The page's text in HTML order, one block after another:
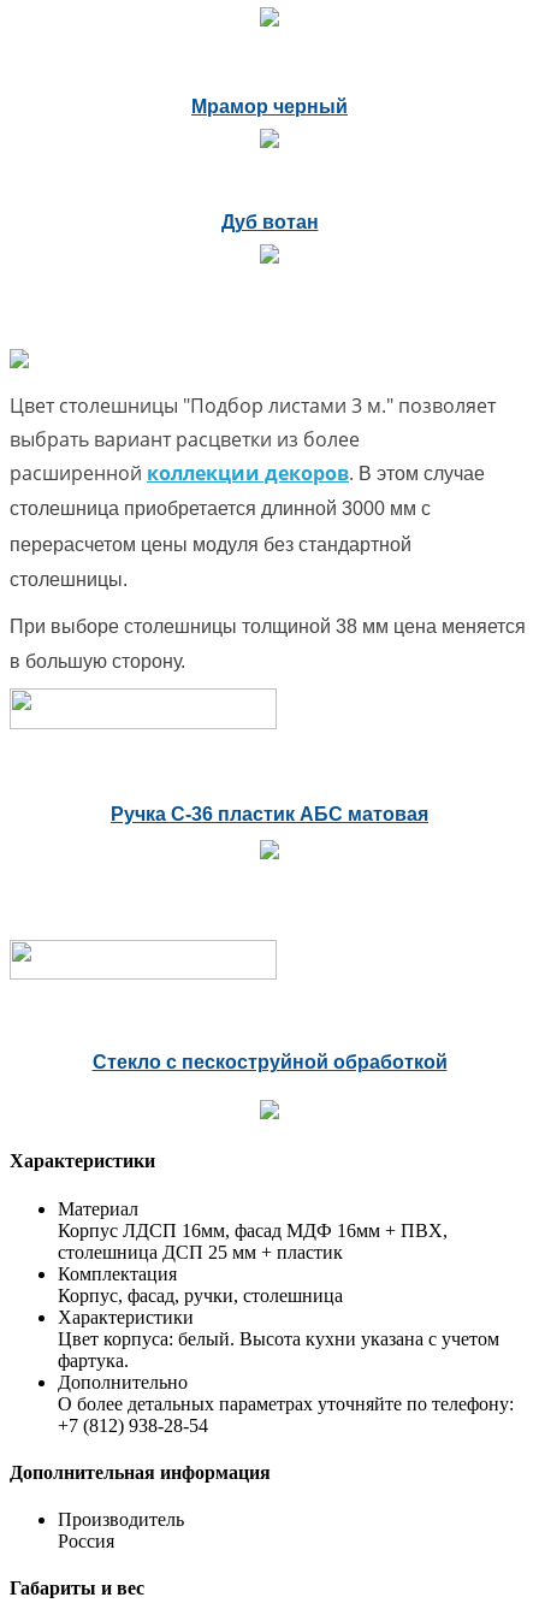
Мрамор черный
Дуб вотан
Цвет столешницы "Подбор листами 3 м." позволяет
выбрать вариант расцветки из более
расширенной коллекции декоров. В этом случае
столешница приобретается длинной 3000 мм с
перерасчетом цены модуля без стандартной
столешницы.
При выборе столешницы толщиной 38 мм цена меняется
в большую сторону.
Ручка С-36 пластик АБС матовая
Стекло с пескоструйной обработкой
Характеристики
Материал
Корпус ЛДСП 16мм, фасад МДФ 16мм + ПВХ,
столешница ДСП 25 мм + пластик
Комплектация
Корпус, фасад, ручки, столешница
Характеристики
Цвет корпуса: белый. Высота кухни указана с учетом
фартука.
Дополнительно
О более детальных параметрах уточняйте по телефону:
+7 (812) 938-28-54
Дополнительная информация
Производитель
Россия
Габариты и вес